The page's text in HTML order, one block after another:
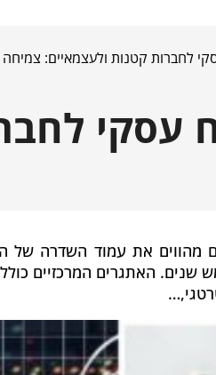
לחברות קטנות ולעצמאיים: צמיחה
עסקי
שנים. האתגרים המרכזיים